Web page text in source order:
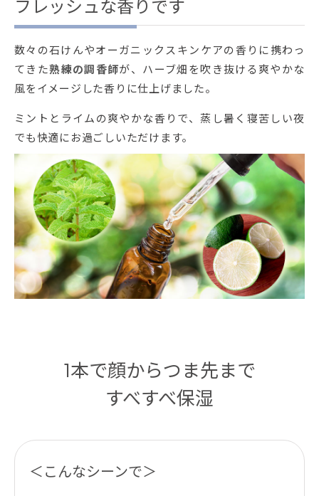
フレッシュな香りです
数々の石けんやオーガニックスキンケアの香りに携わっ
てきた熟練の調香師が、ハーブ畑を吹き抜ける爽やかな
風をイメージした香りに仕上げました。
ミントとライムの爽やかな香りで、蒸し暑く寝苦しい夜
でも快適にお過ごしいただけます。
1本で顔からつま先まで
すべすべ保湿
＜こんなシーンで＞